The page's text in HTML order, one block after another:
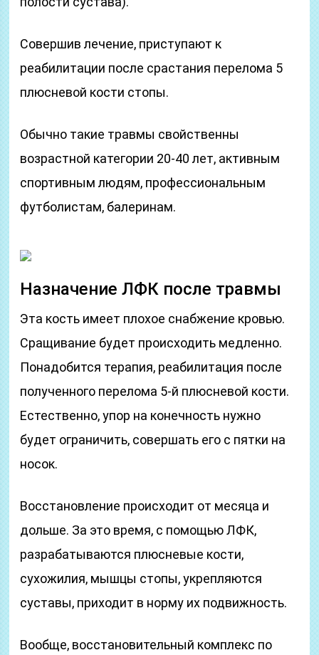
Совершив лечение, приступают к
реабилитации после срастания перелома 5
плюсневой кости стопы.
Обычно такие травмы свойственны
возрастной категории 20-40 лет, активным
спортивным людям, профессиональным
футболистам, балеринам.
Назначение ЛФК после травмы
Эта кость имеет плохое снабжение кровью.
Сращивание будет происходить медленно.
Понадобится терапия, реабилитация после
полученного перелома 5-й плюсневой кости.
Естественно, упор на конечность нужно
будет ограничить, совершать его с пятки на
носок.
Восстановление происходит от месяца и
дольше. За это время, с помощью ЛФК,
разрабатываются плюсневые кости,
сухожилия, мышцы стопы, укрепляются
суставы, приходит в норму их подвижность.
Вообще, восстановительный комплекс по